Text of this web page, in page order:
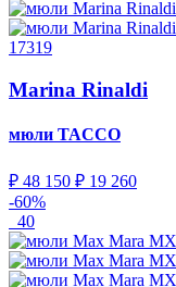
17319
Marina Rinaldi
мюли TACCO
₽ 48 150 ₽ 19 260
-60%
40